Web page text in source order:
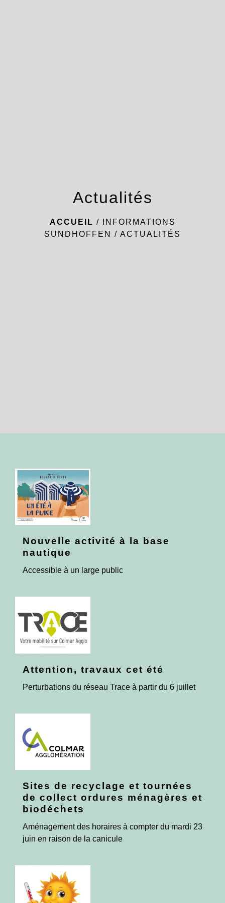
Actualités
ACCUEIL /
INFORMATIONS
SUNDHOFFEN
/ ACTUALITÉS
Nouvelle activité à la base
nautique
Accessible à un large public
Attention, travaux cet été
Perturbations du réseau Trace à partir du 6 juillet
Sites de recyclage et tournées
de collect ordures ménagères et
biodéchets
Aménagement des horaires à compter du mardi 23
juin en raison de la canicule